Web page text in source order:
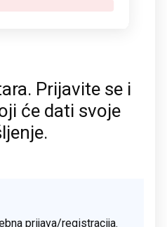
Prijavite se i
će dati svoje
prijava/registracija.